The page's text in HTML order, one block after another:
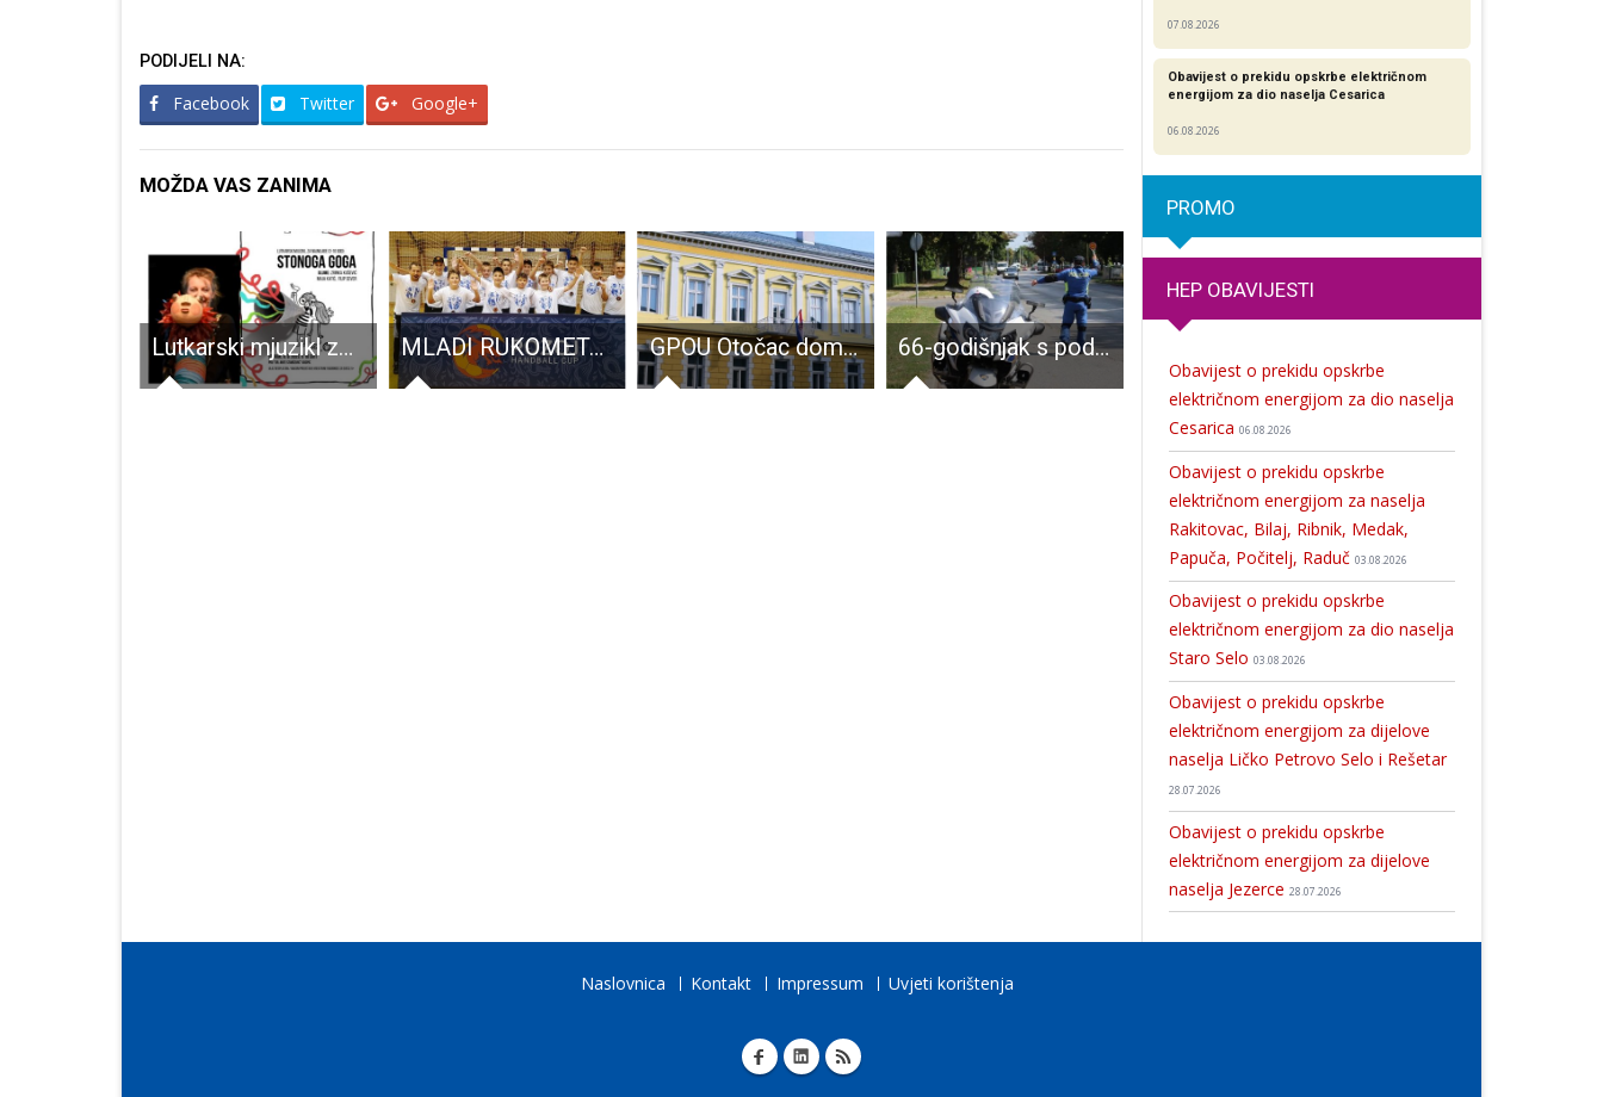
PODIJELI NA:
Facebook Twitter Google+
MOŽDA VAS ZANIMA
Lutkarski mjuzikl za najmlađe “Stonoga Goga” stiže u Gospić i Lovinac MLADI RUKOMETAŠI GOSPIĆA FANTASTIČNI BRONČANI NA MEĐUNARODNOM TURNIRU “POZOJ CUP 2021” GPOU Otočac domaćin Erasmus+ projekta u veljači 66-godišnjak s područja Brinja vozio pod utjecajem alkohola i bez vozačke
07.08.2026
Obavijest o prekidu opskrbe električnom
energijom za dio naselja Cesarica
06.08.2026
PROMO
HEP OBAVIJESTI
Obavijest o prekidu opskrbe
električnom energijom za dio naselja
Cesarica 06.08.2026
Obavijest o prekidu opskrbe
električnom energijom za naselja
Rakitovac, Bilaj, Ribnik, Medak,
Papuča, Počitelj, Raduč 03.08.2026
Obavijest o prekidu opskrbe
električnom energijom za dio naselja
Staro Selo 03.08.2026
Obavijest o prekidu opskrbe
električnom energijom za dijelove
naselja Ličko Petrovo Selo i Rešetar
28.07.2026
Obavijest o prekidu opskrbe
električnom energijom za dijelove
naselja Jezerce 28.07.2026
Naslovnica Kontakt Impressum Uvjeti korištenja